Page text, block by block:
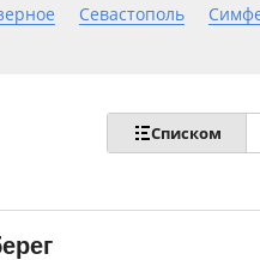
Севастополь
Списком